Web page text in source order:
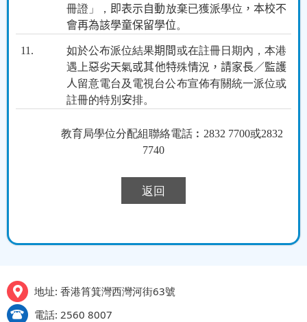
冊證」， 即表示自動放棄已獲派學位 ，本校不
會再為該學童保留學位。
11. 如於公布派位結果期間或在註冊日期內，本港
遇上惡劣天氣或其他特殊情況 ，請家長／監護
人留意電台及電視台公布宣佈有關統一派位或
註冊的特別 安排。
教育局學位分配組聯絡電話︰ 2832 7700或2832
7740
返回
地址: 香港筲箕灣西灣河街63號
電話: 2560 8007